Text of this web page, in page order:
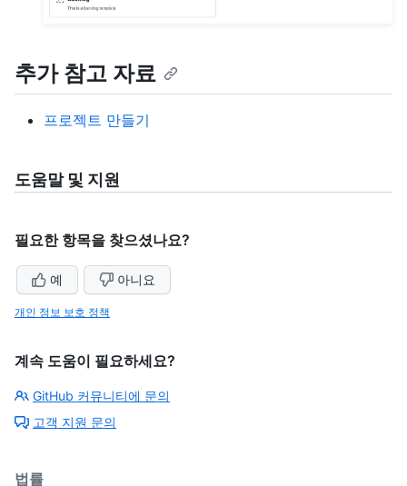
추가 참고 자료
프로젝트 만들기
도움말 및 지원
필요한 항목을 찾으셨나요?
예 아니요
개인 정보 보호 정책
계속 도움이 필요하세요?
GitHub 커뮤니티에 문의
고객 지원 문의
법률